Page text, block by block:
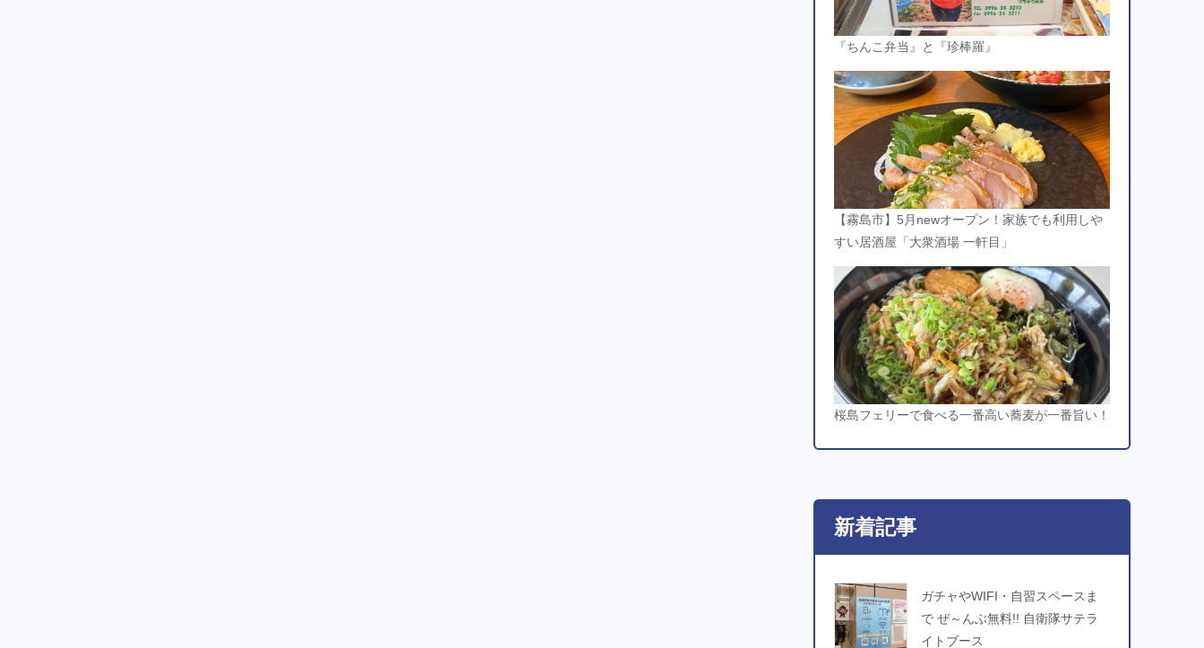
『ちんこ弁当』と『珍棒羅』
【霧島市】5月newオープン！家族でも利用しや
すい居酒屋「大衆酒場 一軒目」
桜島フェリーで食べる一番高い蕎麦が一番旨い！
新着記事
ガチャやWIFI・自習スペースま
で ぜ～んぶ無料!! 自衛隊サテラ
イトブース